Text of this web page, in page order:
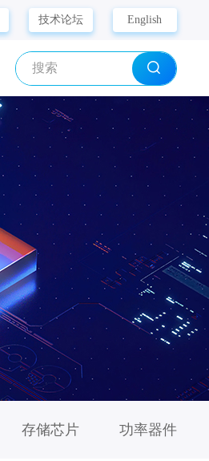
技术论坛 English
存储芯片 功率器件